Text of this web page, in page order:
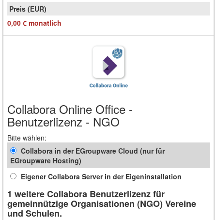
0,00 € monatlich
Collabora Online Office -
Benutzerlizenz - NGO
Bitte wählen:
Collabora in der EGroupware Cloud (nur für
EGroupware Hosting)
Eigener Collabora Server in der Eigeninstallation
1 weitere Collabora Benutzerlizenz für
gemeinnützige Organisationen (NGO) Vereine
und Schulen.